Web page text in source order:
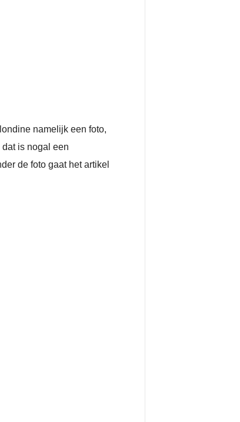
namelijk een foto,
is nogal een
de foto gaat het artikel